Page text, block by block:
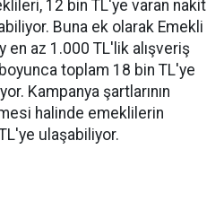
12 bin TL'ye varan nakit
Buna ek olarak Emekli
en az 1.000 TL'lik alışveriş
toplam 18 bin TL'ye
Kampanya şartlarının
halinde emeklilerin
ulaşabiliyor.